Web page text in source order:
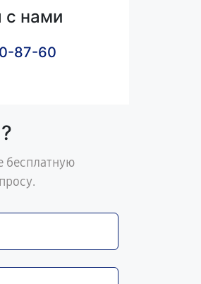
с нами
87-60
бесплатную